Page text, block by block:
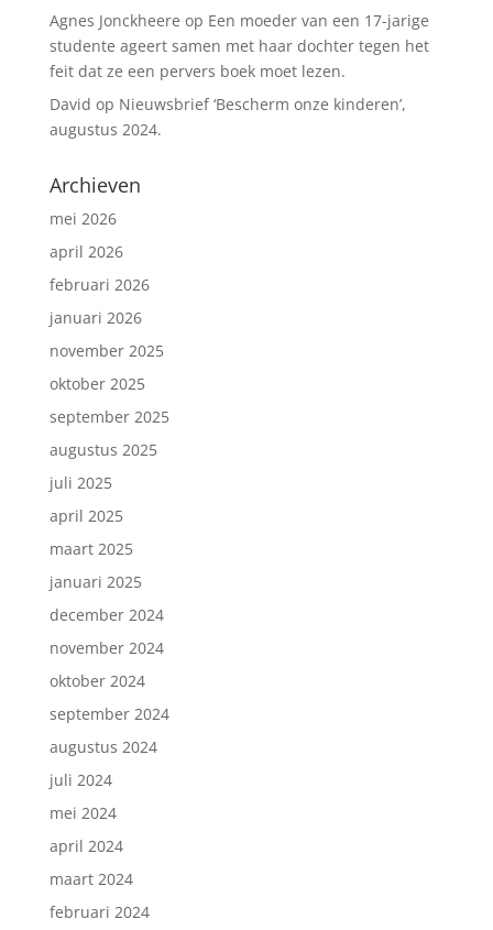
Agnes Jonckheere op Een moeder van een 17-jarige
studente ageert samen met haar dochter tegen het
feit dat ze een pervers boek moet lezen.
David op Nieuwsbrief ‘Bescherm onze kinderen’,
augustus 2024.
Archieven
mei 2026
april 2026
februari 2026
januari 2026
november 2025
oktober 2025
september 2025
augustus 2025
juli 2025
april 2025
maart 2025
januari 2025
december 2024
november 2024
oktober 2024
september 2024
augustus 2024
juli 2024
mei 2024
april 2024
maart 2024
februari 2024